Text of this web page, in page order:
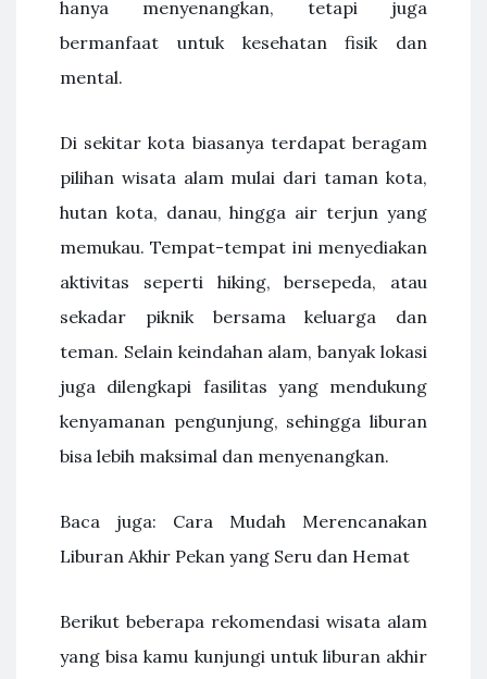
hanya menyenangkan, tetapi juga
bermanfaat untuk kesehatan fisik dan
mental.
Di sekitar kota biasanya terdapat beragam
pilihan wisata alam mulai dari taman kota,
hutan kota, danau, hingga air terjun yang
memukau. Tempat-tempat ini menyediakan
aktivitas seperti hiking, bersepeda, atau
sekadar piknik bersama keluarga dan
teman. Selain keindahan alam, banyak lokasi
juga dilengkapi fasilitas yang mendukung
kenyamanan pengunjung, sehingga liburan
bisa lebih maksimal dan menyenangkan.
Baca juga: Cara Mudah Merencanakan
Liburan Akhir Pekan yang Seru dan Hemat
Berikut beberapa rekomendasi wisata alam
yang bisa kamu kunjungi untuk liburan akhir